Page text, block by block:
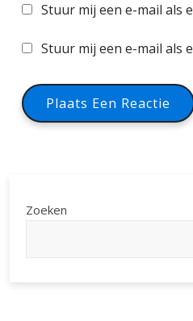
Stuur mij een e-mail als
Stuur mij een e-mail als
Zoeken